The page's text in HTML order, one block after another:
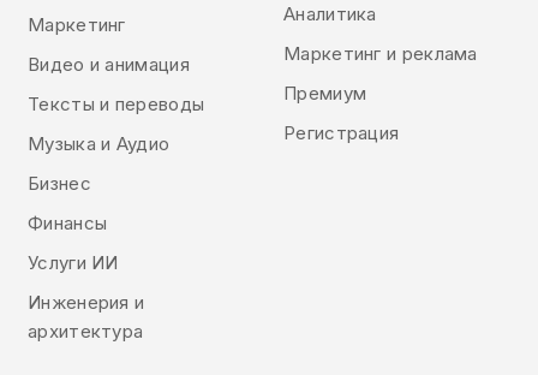
Маркетинг
Видео и анимация
Тексты и переводы
Музыка и Аудио
Бизнес
Финансы
Услуги ИИ
Инженерия и
архитектура
Аналитика
Маркетинг и реклама
Премиум
Регистрация